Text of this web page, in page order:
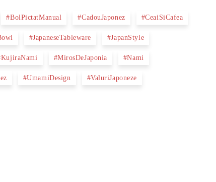
#BolPictatManual #CadouJaponez #CeaiSiCafea
#JapaneseTableware #JapanStyle
#MirosDeJaponia #Nami
#UmamiDesign #ValuriJaponeze